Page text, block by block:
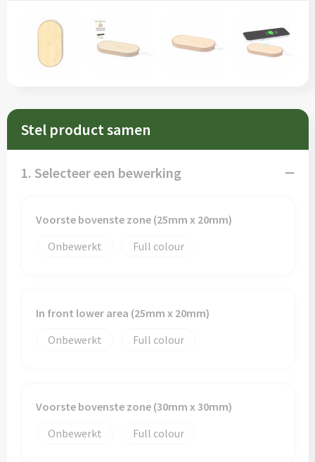
Snoepgoed
Veiligheid, Auto en Fiets
Waterflesjes
Themapakketten
Sweaters
Veiligheidsvesten en Veiligheidshesjes
Werkkleding sets
Gereedschap
Gehoorbescherming
Stel product samen
1. Selecteer een bewerking
Voorste bovenste zone (25mm x 20mm)
Onbewerkt
Full colour
In front lower area (25mm x 20mm)
Onbewerkt
Full colour
Voorste bovenste zone (30mm x 30mm)
Onbewerkt
Full colour